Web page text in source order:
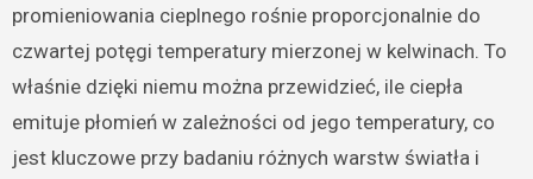
promieniowania cieplnego rośnie proporcjonalnie do
czwartej potęgi temperatury mierzonej w kelwinach. To
właśnie dzięki niemu można przewidzieć, ile ciepła
emituje płomień w zależności od jego temperatury, co
jest kluczowe przy badaniu różnych warstw światła i